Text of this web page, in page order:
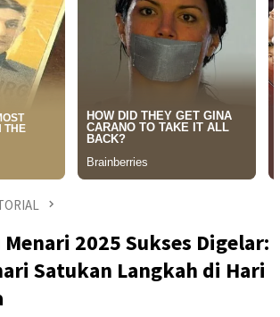
2025 Sukses Digelar:
Satukan Langkah di Hari